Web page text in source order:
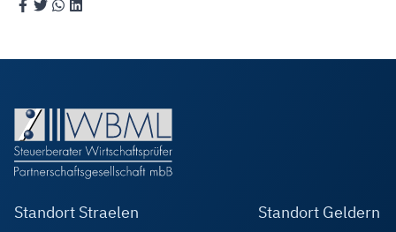
Standort Straelen Standort Geldern